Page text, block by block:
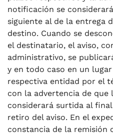
notificación se
siguiente al de la entrega
destino. Cuando se
el destinatario, el aviso,
administrativo, se
y en todo caso en un
respectiva entidad por el
con la advertencia de que
considerará surtida al
retiro del aviso. En el
constancia de la remisión